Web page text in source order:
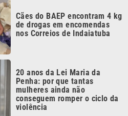
Cães do BAEP encontram 4 kg
de drogas em encomendas
nos Correios de Indaiatuba
20 anos da Lei Maria da
Penha: por que tantas
mulheres ainda não
conseguem romper o ciclo da
violência